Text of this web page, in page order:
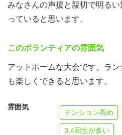
みなさんの声援と親切で明る
っていると思います。
このボランティアの雰囲気
アットホームな大会です。ラ
も楽しくできると思います。
雰囲気
テンション高め
3,4回生が多い